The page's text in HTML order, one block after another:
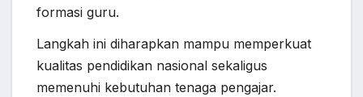
formasi guru.
Langkah ini diharapkan mampu memperkuat
kualitas pendidikan nasional sekaligus
memenuhi kebutuhan tenaga pengajar.